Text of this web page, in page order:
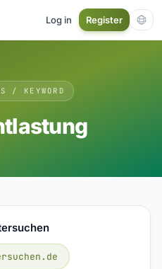
Log in Register
/ KEYWORD